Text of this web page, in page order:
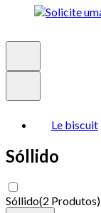
Le biscuit
Sóllido
Sóllido(2 Produtos)